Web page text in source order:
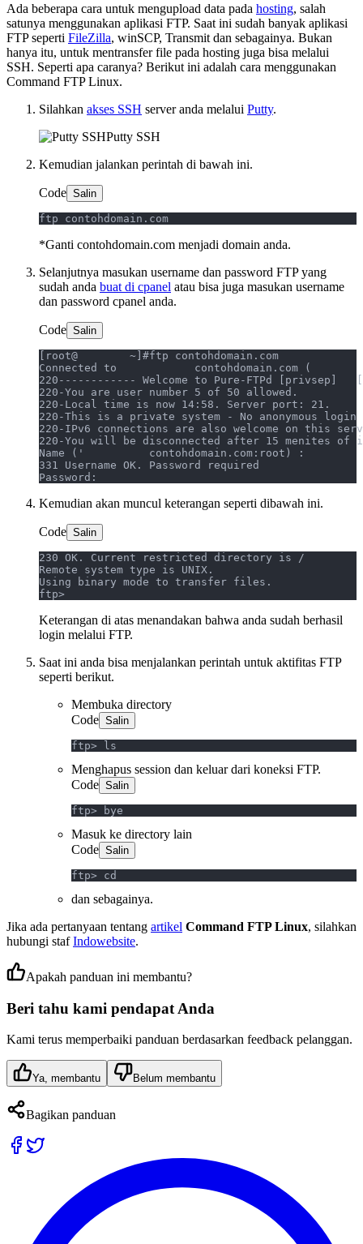
Ada beberapa cara untuk mengupload data pada hosting, salah
satunya menggunakan aplikasi FTP. Saat ini sudah banyak aplikasi
FTP seperti FileZilla, winSCP, Transmit dan sebagainya. Bukan
hanya itu, untuk mentransfer file pada hosting juga bisa melalui
SSH. Seperti apa caranya? Berikut ini adalah cara menggunakan
Command FTP Linux.
Silahkan akses SSH server anda melalui Putty.
Putty SSH
Kemudian jalankan perintah di bawah ini.
Code Salin
ftp contohdomain.com
*Ganti contohdomain.com menjadi domain anda.
Selanjutnya masukan username dan password FTP yang
sudah anda buat di cpanel atau bisa juga masukan username
dan password cpanel anda.
Code Salin
[root@        ~]#ftp contohdomain.com
Connected to            contohdomain.com (
220------------ Welcome to Pure-FTPd [privsep]
220-You are user number 5 of 50 allowed.
220-Local time is now 14:58. Server port: 21.
220-This is a private system - No anonymous login
220-IPv6 connections are also welcome on this
220-You will be disconnected after 15 menites
Name ('          contohdomain.com:root) :
331 Username OK. Password required
Password:
Kemudian akan muncul keterangan seperti dibawah ini.
Code Salin
230 OK. Current restricted directory is /
Remote system type is UNIX.
Using binary mode to transfer files.
ftp>
Keterangan di atas menandakan bahwa anda sudah berhasil
login melalui FTP.
Saat ini anda bisa menjalankan perintah untuk aktifitas FTP
seperti berikut.
Membuka directory
Code Salin
ftp> ls
Menghapus session dan keluar dari koneksi FTP.
Code Salin
ftp> bye
Masuk ke directory lain
Code Salin
ftp> cd
dan sebagainya.
Jika ada pertanyaan tentang artikel Command FTP Linux, silahkan
hubungi stafIndowebsite.
Apakah panduan ini membantu?
Beri tahu kami pendapat Anda
Kami terus memperbaiki panduan berdasarkan feedback pelanggan.
Ya, membantu Belum membantu
Bagikan panduan